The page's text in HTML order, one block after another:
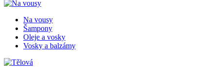
Na vousy
Šampony
Oleje a vosky
Vosky a balzámy